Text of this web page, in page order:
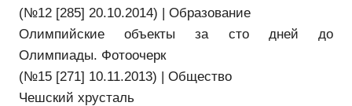
(№12 [285] 20.10.2014) | Образование
Олимпийские объекты за сто дней до
Олимпиады. Фотоочерк
(№15 [271] 10.11.2013) | Общество
Чешский хрусталь